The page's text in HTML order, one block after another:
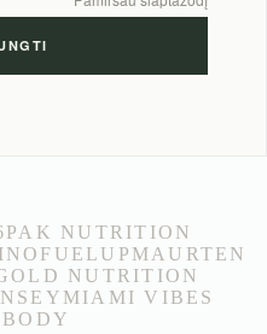
NUTRITION
FUELUP MAURTEN
NUTRITION
MIAMI VIBES